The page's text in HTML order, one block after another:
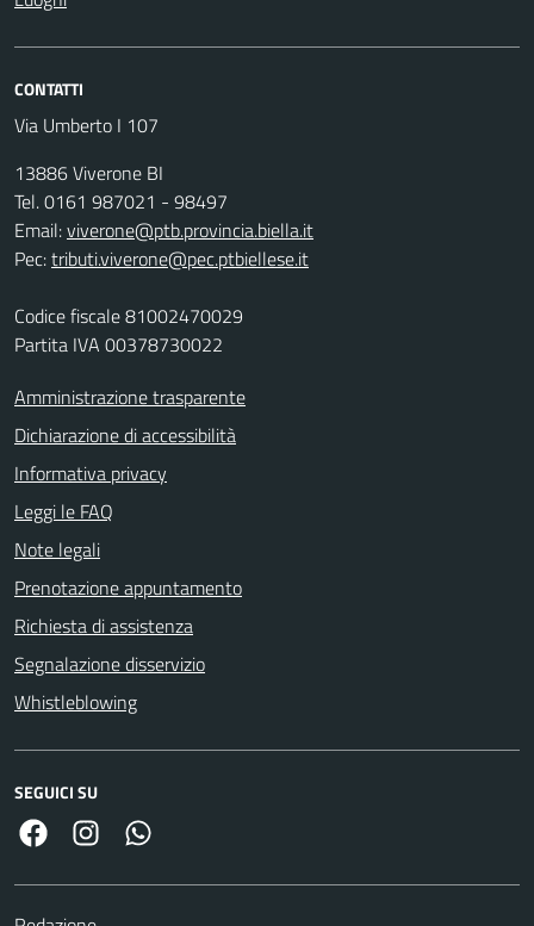
CONTATTI
Via Umberto I 107
13886 Viverone BI
Tel. 0161 987021 - 98497
Email:viverone@ptb.provincia.biella.it
Pec:tributi.viverone@pec.ptbiellese.it
Codice fiscale 81002470029
Partita IVA 00378730022
Amministrazione trasparente
Dichiarazione di accessibilità
Informativa privacy
Leggi le FAQ
Note legali
Prenotazione appuntamento
Richiesta di assistenza
Segnalazione disservizio
Whistleblowing
SEGUICI SU
Facebook Link Instagram